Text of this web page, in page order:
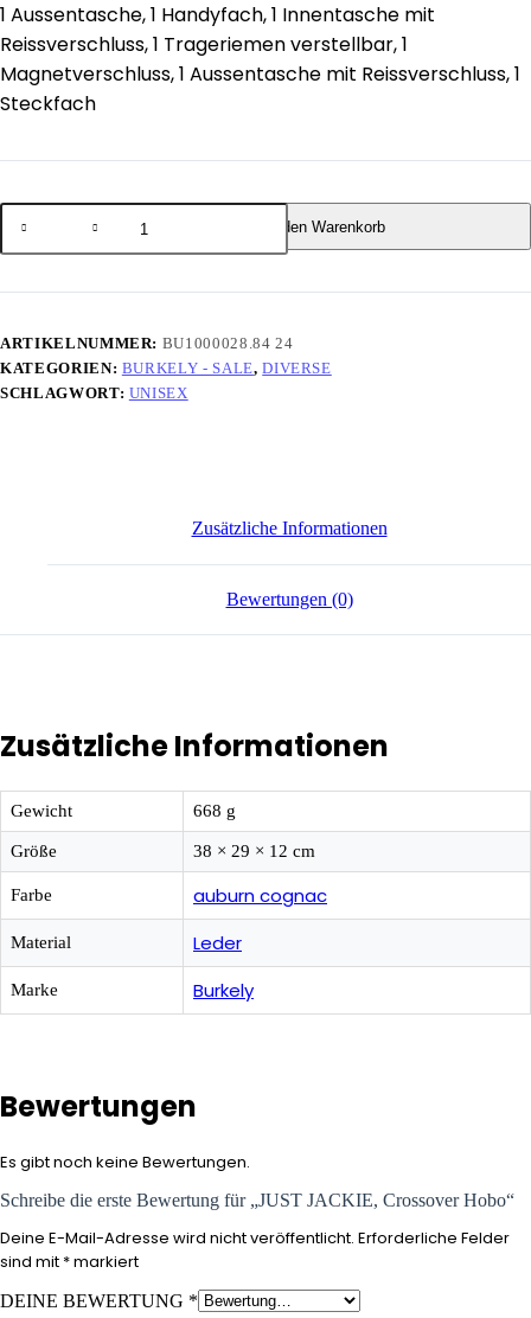
1 Aussentasche, 1 Handyfach, 1 Innentasche mit
Reissverschluss, 1 Trageriemen verstellbar, 1
Magnetverschluss, 1 Aussentasche mit Reissverschluss, 1
Steckfach
In den Warenkorb
ARTIKELNUMMER: BU1000028.84 24
KATEGORIEN: BURKELY - SALE,DIVERSE
SCHLAGWORT: UNISEX
Zusätzliche Informationen
Bewertungen (0)
Zusätzliche Informationen
Gewicht 668 g
Größe 38 × 29 × 12 cm
Farbe auburn cognac
Material Leder
Marke Burkely
Bewertungen
Es gibt noch keine Bewertungen.
Schreibe die erste Bewertung für „JUST JACKIE, Crossover Hobo“
Deine E-Mail-Adresse wird nicht veröffentlicht. Erforderliche Felder
sind mit *markiert
DEINE BEWERTUNG *